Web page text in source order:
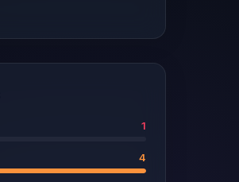
1
4